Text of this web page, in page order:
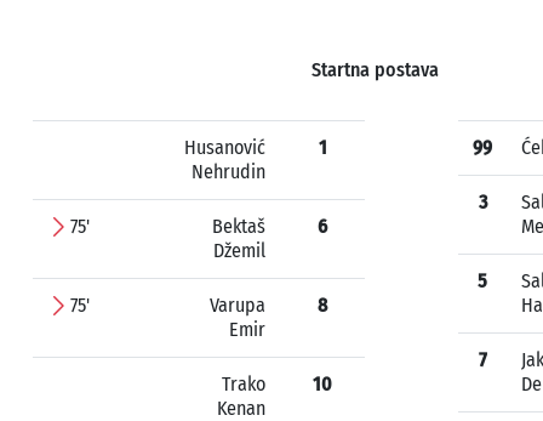
Startna postava
Husanović
Nehrudin
1
75'
Bektaš
Džemil
6
75'
Varupa
Emir
8
Trako
Kenan
10
99
3
5
7